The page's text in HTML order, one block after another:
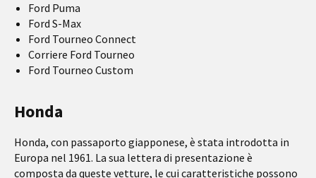
Ford Puma
Ford S-Max
Ford Tourneo Connect
Corriere Ford Tourneo
Ford Tourneo Custom
Honda
Honda, con passaporto giapponese, è stata introdotta in
Europa nel 1961. La sua lettera di presentazione è
composta da queste vetture, le cui caratteristiche possono